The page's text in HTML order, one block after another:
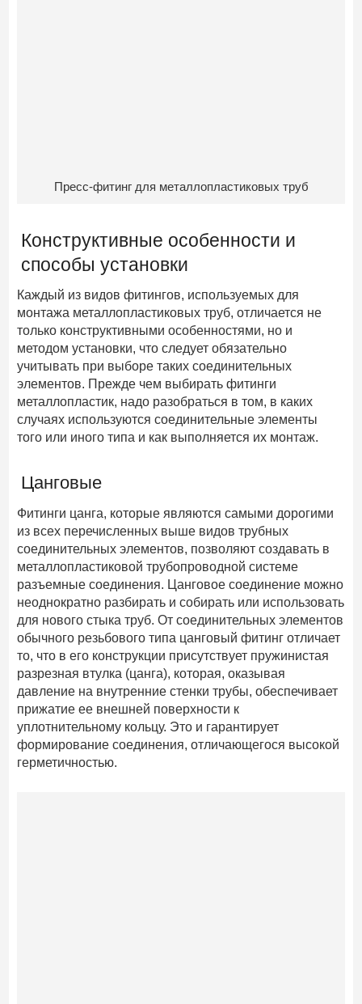
Пресс-фитинг для металлопластиковых труб
Конструктивные особенности и
способы установки
Каждый из видов фитингов, используемых для
монтажа металлопластиковых труб, отличается не
только конструктивными особенностями, но и
методом установки, что следует обязательно
учитывать при выборе таких соединительных
элементов. Прежде чем выбирать фитинги
металлопластик, надо разобраться в том, в каких
случаях используются соединительные элементы
того или иного типа и как выполняется их монтаж.
Цанговые
Фитинги цанга, которые являются самыми дорогими
из всех перечисленных выше видов трубных
соединительных элементов, позволяют создавать в
металлопластиковой трубопроводной системе
разъемные соединения. Цанговое соединение можно
неоднократно разбирать и собирать или использовать
для нового стыка труб. От соединительных элементов
обычного резьбового типа цанговый фитинг отличает
то, что в его конструкции присутствует пружинистая
разрезная втулка (цанга), которая, оказывая
давление на внутренние стенки трубы, обеспечивает
прижатие ее внешней поверхности к
уплотнительному кольцу. Это и гарантирует
формирование соединения, отличающегося высокой
герметичностью.